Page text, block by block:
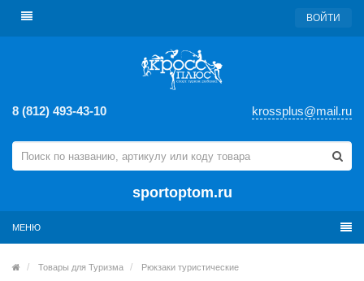
ВОЙТИ
8 (812) 493-43-10 krossplus@mail.ru
sportoptom.ru
МЕНЮ
Товары для Туризма Рюкзаки туристические